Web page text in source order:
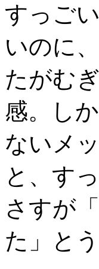
すっご
いのに
たがむ
感。し
ないメ
と、す
さすが
た」と